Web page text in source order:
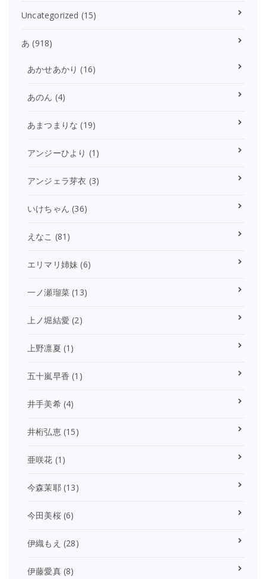
Uncategorized (15)
あ (918)
あかせあかり (16)
あのん (4)
あまつまりな (19)
アンジーひより (1)
アンジェラ芽衣 (3)
いけちゃん (36)
えなこ (81)
エリマリ姉妹 (6)
一ノ瀬瑠菜 (13)
上ノ堀結愛 (2)
上野凛夏 (1)
五十嵐早香 (1)
井手美希(4)
井桁弘恵(15)
亜咲花 (1)
今森茉耶(13)
今田美桜(6)
伊織もえ (28)
伊藤愛真(8)